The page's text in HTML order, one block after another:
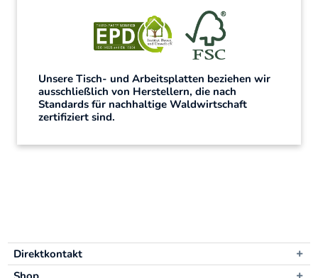
Unsere Tisch- und Arbeitsplatten beziehen wir
ausschließlich von Herstellern, die nach
Standards für nachhaltige Waldwirtschaft
zertifiziert sind.
Direktkontakt